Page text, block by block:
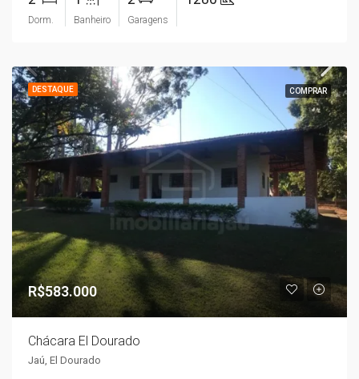
Dorm. Banheiro Garagens
DESTAQUE COMPRAR
R$583.000
Chácara El Dourado
Jaú, El Dourado